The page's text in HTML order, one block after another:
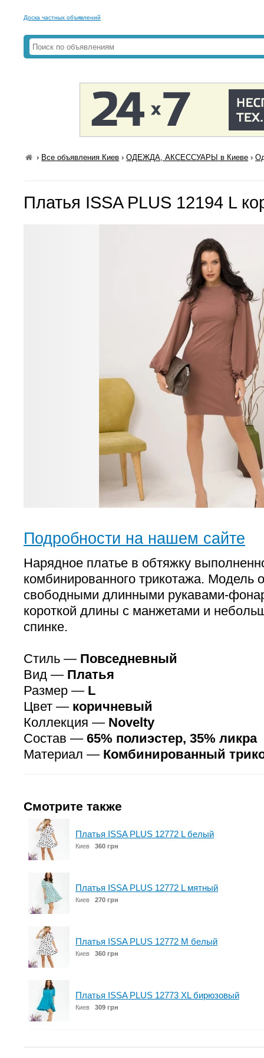
Доска частных объявлений
› Все объявления Киев ›ОДЕЖДА, АКСЕССУАРЫ в Киеве ›
Платья ISSA PLUS 12194 L
Подробности на нашем сайте
Нарядное платье в обтяжку
комбинированного трикотажа. Модель
свободными длинными рукавами-
короткой длины с манжетами и
спинке.
Стиль — Повседневный
Вид — Платья
Размер — L
Цвет — коричневый
Коллекция — Novelty
Состав — 65% полиэстер, 35% ликра
Материал — Комбинированный
Смотрите также
Платья ISSA PLUS 12772 L белый
Киев 360 грн
Платья ISSA PLUS 12772 L мятный
Киев 270 грн
Платья ISSA PLUS 12772 M белый
Киев 360 грн
Платья ISSA PLUS 12773 XL бирюзовый
Киев 309 грн